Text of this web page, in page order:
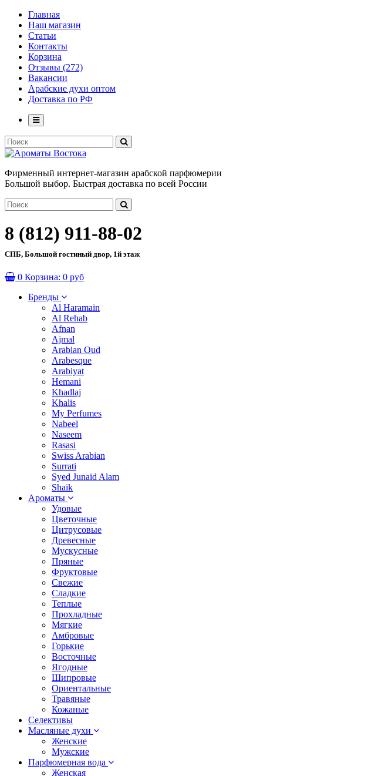
Главная
Наш магазин
Статьи
Контакты
Корзина
Отзывы (272)
Вакансии
Арабские духи оптом
Доставка по РФ
Фирменный интернет-магазин арабской парфюмерии
Большой выбор. Быстрая доставка по всей России
8 (812) 911-88-02
СПБ, Большой гостиный двор, 1й этаж
0 Корзина: 0 руб
Бренды
Al Haramain
Al Rehab
Afnan
Ajmal
Arabian Oud
Arabesque
Arabiyat
Hemani
Khadlaj
Khalis
My Perfumes
Nabeel
Naseem
Rasasi
Swiss Arabian
Surrati
Syed Junaid Alam
Shaik
Ароматы
Удовые
Цветочные
Цитрусовые
Древесные
Мускусные
Пряные
Фруктовые
Свежие
Сладкие
Теплые
Прохладные
Мягкие
Амбровые
Горькие
Восточные
Ягодные
Шипровые
Ориентальные
Травяные
Кожаные
Селективы
Масляные духи
Женские
Мужские
Парфюмерная вода
Женская